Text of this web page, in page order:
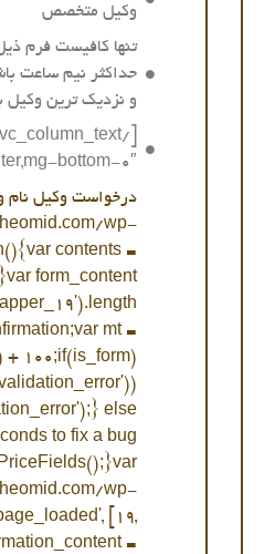
وکیل متخصص
تنها کافیست فرم
حداکثر نیم ساعت
و نزدیک ترین وکیل
bottom-0″]
wp-
contents =
form_content
mt =
+ 100;if(is_form)
else
to fix a bug
wp-
[19,
=